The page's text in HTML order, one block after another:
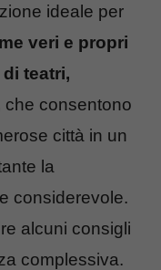
ideale per
veri e propri
teatri,
che consentono
città in un
la
considerevole.
alcuni consigli
complessiva.